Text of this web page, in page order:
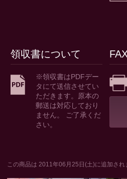
領収書について
※領収書はPDFデー
タにて送信させてい
ただきます。原本の
郵送は対応しており
ません。 ご了承くだ
さい。
この商品は 2011年06月25日(土)に追加され